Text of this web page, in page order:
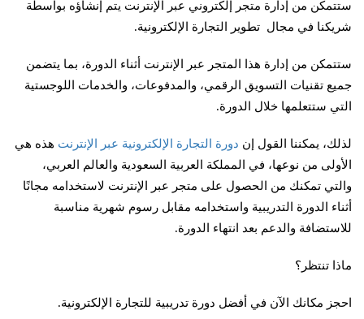
ستتمكن من إدارة متجر إلكتروني عبر الإنترنت يتم إنشاؤه بواسطة
شريكنا في مجال تطوير التجارة الإلكترونية.
ستتمكن من إدارة هذا المتجر عبر الإنترنت أثناء الدورة، بما يتضمن
جميع تقنيات التسويق الرقمي، والمدفوعات، والخدمات اللوجستية
التي ستتعلمها خلال الدورة.
لذلك، يمكننا القول إن دورة التجارة الإلكترونية عبر الإنترنت هذه هي
الأولى من نوعها، في المملكة العربية السعودية والعالم العربي،
والتي تمكنك من الحصول على متجر عبر الإنترنت لاستخدامه مجانًا
أثناء الدورة التدريبية واستخدامه مقابل رسوم شهرية مناسبة
للاستضافة والدعم بعد انتهاء الدورة.
ماذا تنتظر؟
احجز مكانك الآن في أفضل دورة تدريبية للتجارة الإلكترونية.